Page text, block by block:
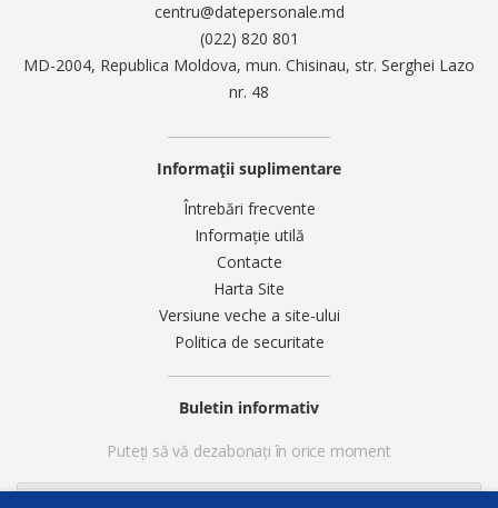
centru@datepersonale.md
(022) 820 801
MD-2004, Republica Moldova, mun. Chisinau, str. Serghei Lazo
nr. 48
Informații suplimentare
Întrebări frecvente
Informație utilă
Contacte
Harta Site
Versiune veche a site-ului
Politica de securitate
Buletin informativ
Puteți să vă dezabonați în orice moment